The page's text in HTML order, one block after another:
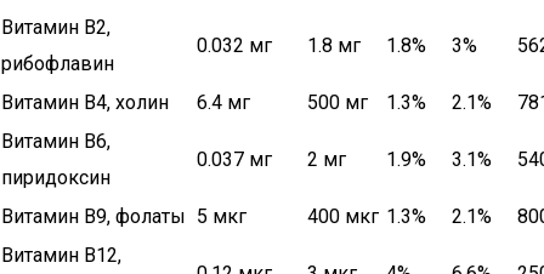
Витамин В2,
рибофлавин
0.032 мг 1.8 мг 1.8% 3%
Витамин В4, холин 6.4 мг 500 мг 1.3% 2.1%
Витамин В6,
пиридоксин
0.037 мг 2 мг 1.9% 3.1%
Витамин В9, фолаты 5 мкг 400 мкг 1.3% 2.1%
Витамин В12,